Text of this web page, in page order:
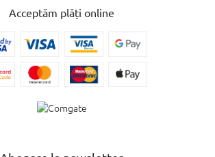
Acceptăm plăți online